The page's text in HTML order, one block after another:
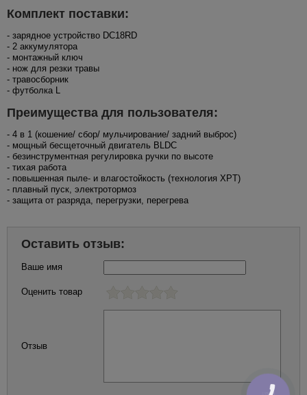
Комплект поставки:
- зарядное устройство DC18RD
- 2 аккумулятора
- монтажный ключ
- нож для резки травы
- травосборник
- футболка L
Преимущества для пользователя:
- 4 в 1 (кошение/ сбор/ мульчирование/ задний выброс)
- мощный бесщеточный двигатель BLDC
- безинструментная регулировка ручки по высоте
- тихая работа
- повышенная пыле- и влагостойкость (технология XPT)
- плавный пуск, электротормоз
- защита от разряда, перегрузки, перегрева
Оставить отзыв:
Ваше имя
Оценить товар
Отзыв
КНОПКА